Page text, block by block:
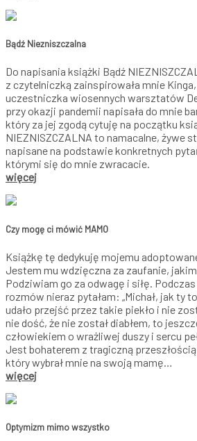
Bądź Niezniszczalna
Do napisania książki Bądź
z czytelniczką zainspirowała mnie
uczestniczka wiosennych warsztatów
przy okazji pandemii napisała do mnie
który za jej zgodą cytuję na początku
NIEZNISZCZALNA to namacalne, żywe
napisane na podstawie konkretnych
którymi się do mnie zwracacie.
więcej
Czy mogę ci mówić MAMO
Książkę tę dedykuję mojemu
Jestem mu wdzięczna za zaufanie, jakim
Podziwiam go za odwagę i siłę.
rozmów nieraz pytałam: „Michał, jak ty
udało przejść przez takie piekło i nie
nie dość, że nie został diabłem, to
człowiekiem o wrażliwej duszy i sercu
Jest bohaterem z tragiczną przeszłością
który wybrał mnie na swoją mamę…
więcej
Optymizm mimo wszystko